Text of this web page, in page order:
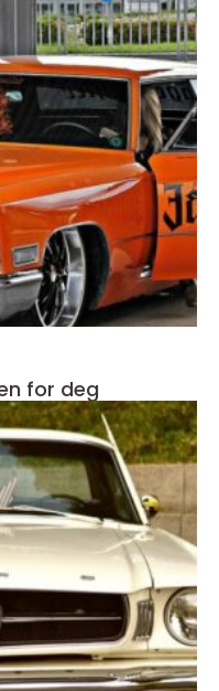
for deg